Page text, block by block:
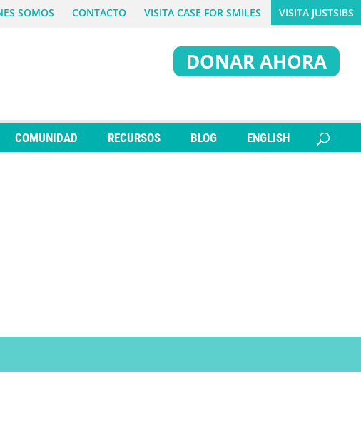
DONAR AHORA
SOMOS CONTACTO VISITA CASE FOR SMILES VISITA JUSTSIBS
COMUNIDAD RECURSOS BLOG ENGLISH